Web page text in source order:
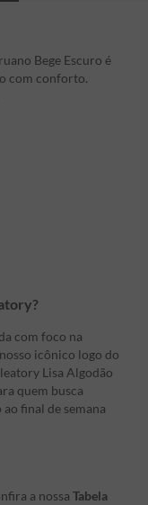
Bege Escuro é
com conforto.
com foco na
icônico logo do
Lisa Algodão
quem busca
final de semana
a nossa Tabela